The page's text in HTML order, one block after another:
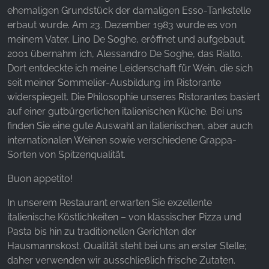
ehemaligen Grundstück der damaligen Esso-Tankstelle
erbaut wurde. Am 23. Dezember 1983 wurde es von
meinem Vater, Lino De Soghe, eröffnet und aufgebaut.
2001 übernahm ich, Alessandro De Soghe, das Rialto.
Dort entdeckte ich meine Leidenschaft für Wein, die sich
seit meiner Sommelier-Ausbildung im Ristorante
widerspiegelt. Die Philosophie unseres Ristorantes basiert
auf einer gutbürgerlichen italienischen Küche. Bei uns
finden Sie eine gute Auswahl an italienischen, aber auch
internationalen Weinen sowie verschiedene Grappa-
Sorten von Spitzenqualität.
Buon appetito!
In unserem Restaurant erwarten Sie exzellente
italienische Köstlichkeiten – von klassischer Pizza und
Pasta bis hin zu traditionellen Gerichten der
Hausmannskost. Qualität steht bei uns an erster Stelle;
daher verwenden wir ausschließlich frische Zutaten.
Facebook Pixel
Name:
_fbp, fr, _fbq, fbq
Anbieter:
Facebook Ireland Ltd.
Zweck:
Werbemessung und Marketing
Cookie Laufzeit:
3 Monate - 1 Jahr
STATISTIK
Statistik Cookies erfassen Informationen anonym.
Diese Informationen helfen uns zu verstehen, wie